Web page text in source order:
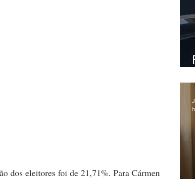
dos eleitores foi de 21,71%. Para Cármen